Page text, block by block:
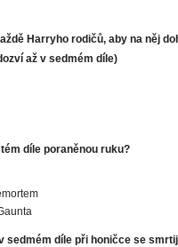
Harryho rodičů, aby na něj
až v sedmém díle)
díle poraněnou ruku?
sedmém díle při honičce se